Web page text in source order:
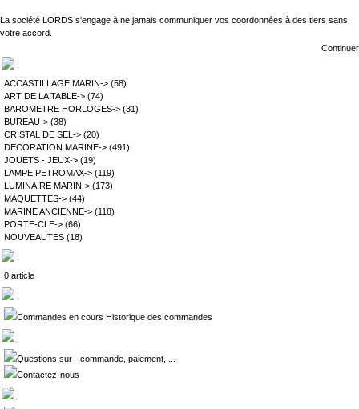
La société LORDS s'engage à ne jamais communiquer vos coordonnées à des tiers sans
votre accord.
Continuer
ACCASTILLAGE MARIN-> (58)
ART DE LA TABLE-> (74)
BAROMETRE HORLOGES-> (31)
BUREAU-> (38)
CRISTAL DE SEL-> (20)
DECORATION MARINE-> (491)
JOUETS - JEUX-> (19)
LAMPE PETROMAX-> (119)
LUMINAIRE MARIN-> (173)
MAQUETTES-> (44)
MARINE ANCIENNE-> (118)
PORTE-CLE-> (66)
NOUVEAUTES (18)
0 article
Commandes en cours Historique des commandes
Questions sur - commande, paiement, ...
Contactez-nous